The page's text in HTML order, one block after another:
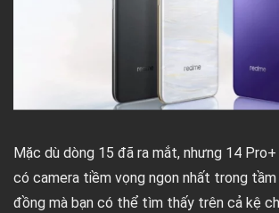
Mặc dù dòng 15 đã ra mắt, nhưng 14 Pro+
có camera tiềm vọng ngon nhất trong
đồng mà bạn có thể tìm thấy trên cả kệ